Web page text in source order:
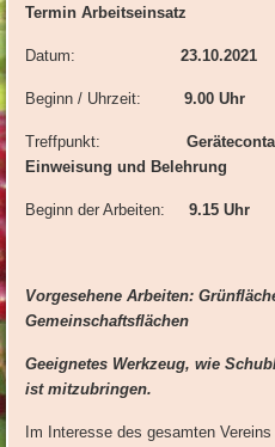
Termin Arbeitseinsatz
Datum: 23.10.2021
Beginn / Uhrzeit:9.00 Uhr
Treffpunkt:
Einweisung und Belehrung
Beginn der Arbeiten:9.15 Uhr
Vorgesehene Arbeiten:
Gemeinschaftsflächen
Geeignetes Werkzeug, wie
ist mitzubringen.
Im Interesse des gesamten